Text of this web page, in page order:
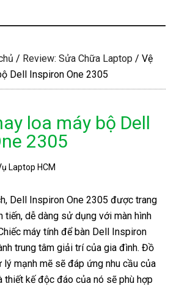
/ Review: Sửa Chữa Laptop / Vệ
Dell Inspiron One 2305
loa máy bộ Dell
2305
Laptop HCM
Dell Inspiron One 2305 được trang
tiến, dễ dàng sử dụng với màn hình
máy tính để bàn Dell Inspiron
trung tâm giải trí của gia đình. Đồ
lý mạnh mẽ sẽ đáp ứng nhu cầu của
thiết kế độc đáo của nó sẽ phù hợp